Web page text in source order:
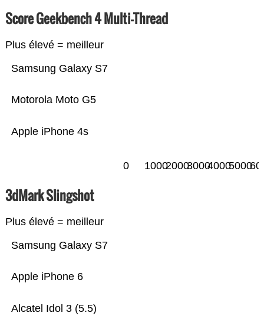
Score Geekbench 4 Multi-Thread
Plus élevé = meilleur
Apple iPhone 4s
Motorola Moto G5
Samsung Galaxy S7
0 10002000300040005000
3dMark Slingshot
Plus élevé = meilleur
Alcatel Idol 3 (5.5)
Apple iPhone 6
Samsung Galaxy S7